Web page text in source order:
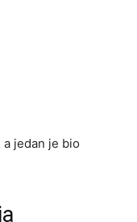
a jedan je bio